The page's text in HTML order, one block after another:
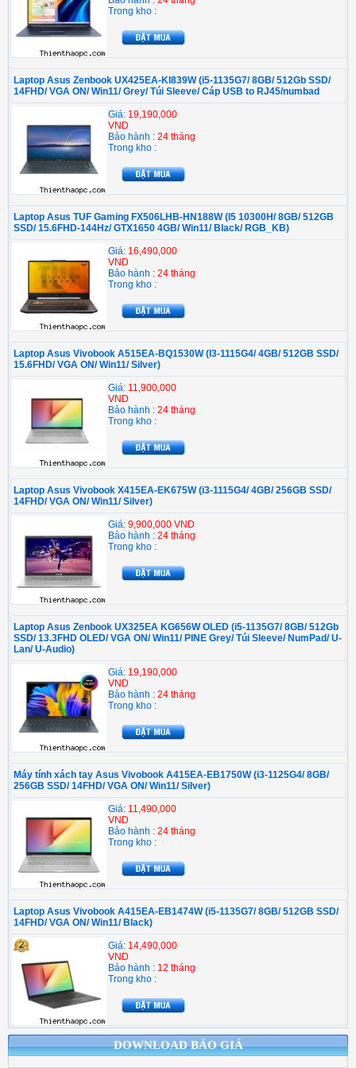
DOWNLOAD BÁO GIÁ
Trong kho :
Laptop Asus Zenbook UX425EA-KI839W (i5-1135G7/ 8GB/ 512Gb SSD/
14FHD/ VGA ON/ Win11/ Grey/ Túi Sleeve/ Cáp USB to RJ45/numbad
Giá: 19,190,000
VND
Bảo hành : 24 tháng
Trong kho :
Laptop Asus TUF Gaming FX506LHB-HN188W (I5 10300H/ 8GB/ 512GB
SSD/ 15.6FHD-144Hz/ GTX1650 4GB/ Win11/ Black/ RGB_KB)
Giá: 16,490,000
VND
Bảo hành : 24 tháng
Trong kho :
Laptop Asus Vivobook A515EA-BQ1530W (I3-1115G4/ 4GB/ 512GB SSD/
15.6FHD/ VGA ON/ Win11/ Silver)
Giá: 11,900,000
VND
Bảo hành : 24 tháng
Trong kho :
Laptop Asus Vivobook X415EA-EK675W (i3-1115G4/ 4GB/ 256GB SSD/
14FHD/ VGA ON/ Win11/ Silver)
Giá: 9,900,000 VND
Bảo hành : 24 tháng
Trong kho :
Laptop Asus Zenbook UX325EA KG656W OLED (i5-1135G7/ 8GB/ 512Gb
SSD/ 13.3FHD OLED/ VGA ON/ Win11/ PINE Grey/ Túi Sleeve/ NumPad/ U-
Lan/ U-Audio)
Giá: 19,190,000
VND
Bảo hành : 24 tháng
Trong kho :
Máy tính xách tay Asus Vivobook A415EA-EB1750W (i3-1125G4/ 8GB/
256GB SSD/ 14FHD/ VGA ON/ Win11/ Silver)
Giá: 11,490,000
VND
Bảo hành : 24 tháng
Trong kho :
Laptop Asus Vivobook A415EA-EB1474W (i5-1135G7/ 8GB/ 512GB SSD/
14FHD/ VGA ON/ Win11/ Black)
Giá: 14,490,000
VND
Bảo hành : 12 tháng
Trong kho :